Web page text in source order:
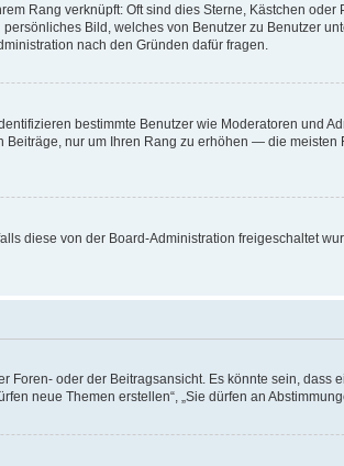
Rang verknüpft: Oft sind dies Sterne, Kästchen
Bild, welches von Benutzer zu Benutzer
nach den Gründen dafür fragen.
bestimmte Benutzer wie Moderatoren und
nur um Ihren Rang zu erhöhen — die
diese von der Board-Administration freigeschaltet
oder der Beitragsansicht. Es könnte sein,
neue Themen erstellen“, „Sie dürfen an